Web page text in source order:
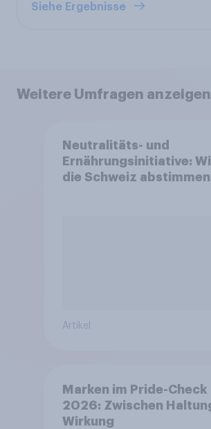
Siehe Ergebnisse
Weitere Umfragen anzeigen
Neutralitäts- und
Ernährungsinitiative:
die Schweiz
Artikel
Marken im Pride-Check
2026: Zwischen
Wirkung